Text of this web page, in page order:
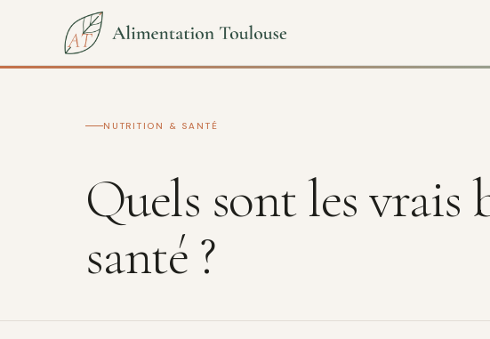
NUTRITION & SANTÉ
Quels sont les vrais
santé ?